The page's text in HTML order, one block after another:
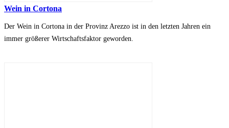
Wein in Cortona
Der Wein in Cortona in der Provinz Arezzo ist in den letzten Jahren ein
immer größerer Wirtschaftsfaktor geworden.